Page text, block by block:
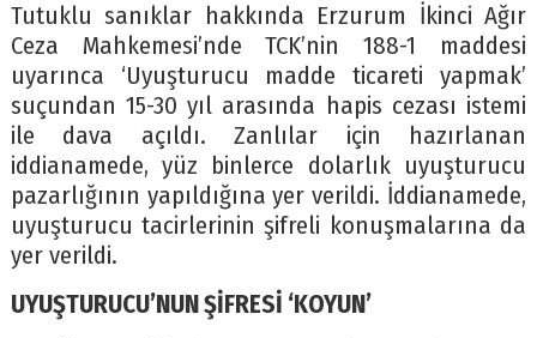
Tutuklu sanıklar hakkında Erzurum İkinci Ağır
Ceza Mahkemesi’nde TCK’nin 188-1 maddesi
uyarınca ‘Uyuşturucu madde ticareti yapmak’
suçundan 15-30 yıl arasında hapis cezası istemi
ile dava açıldı. Zanlılar için hazırlanan
iddianamede, yüz binlerce dolarlık uyuşturucu
pazarlığının yapıldığına yer verildi. İddianamede,
uyuşturucu tacirlerinin şifreli konuşmalarına da
yer verildi.
UYUŞTURUCU’NUN ŞİFRESİ ‘KOYUN’